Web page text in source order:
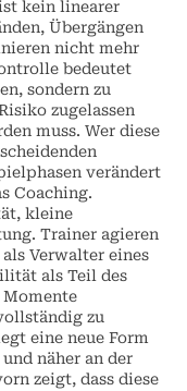
kein linearer
Übergängen
nicht mehr
bedeutet
sondern zu
zugelassen
muss. Wer diese
verändert
Coaching.
kleine
Trainer agieren
Verwalter eines
als Teil des
zu
eine neue Form
näher an der
zeigt, dass diese